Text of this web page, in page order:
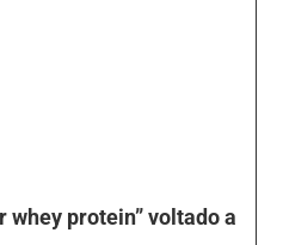
whey protein” voltado a